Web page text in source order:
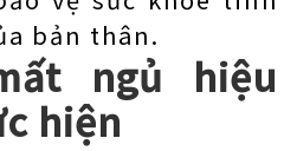
bản thân.
ngủ hiệu
hiện